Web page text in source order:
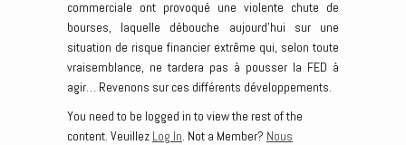
commerciale ont provoqué une violente chute de
bourses, laquelle débouche aujourd’hui sur une
situation de risque financier extrême qui, selon toute
vraisemblance, ne tardera pas à pousser la FED à
agir… Revenons sur ces différents développements.
You need to be logged in to view the rest of the
content. Veuillez Log In. Not a Member? Nous